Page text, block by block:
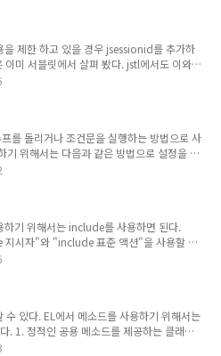
과 마찬가지로 WEB-INF 밑에 작성한다. 이
rollIt
randomThings random advice
을 제한 하고 있을 경우 jsessionid를 추가하
미 서블릿에서 살펴 봤다. jstl에서도 이와
BeerTest.do"); jstl
된다. urlencoding을 하게 하려면 아래와 같
되면 last, first에 설정 된 값에 있는 공백과
페이지 만들기 오류 메시지를 그대로 보여
면, 예외 사항이 발..
를 돌리거나 조건문을 실행하는 방법으로 사
기 위해서는 다음과 같은 방법으로 설정을 해
INF\lib 에 있는
있다. jstl을 사용할 수 있게 됬으므로
에서 사용하는 foreach 문과 별로 다를 바
jstlTest /Jstl 서블릿 코드
기 위해서는 include를 사용하면 된다.
시자"와 "include 표준 액션"을 사용할 수
는 예제는 다음과 같다. include 표준 액션
실행한다. 만일 Header.jsp 파일에서 동적
한다면 다음과 같이 사용할 수 있다.
미리 선언해 두고 Header.jsp 파일에서 사
하여 변수를 넘길 수 있..
수 있다. EL에서 메소드를 사용하기 위해서는
. 1. 정적인 공용 메소드를 제공하는 클래스
사용할 메소드이므로 반드시 정적인 공용 메